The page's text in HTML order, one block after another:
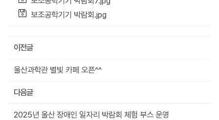
보조공학기기 박람회.jpg
이전글
울산과학관 별빛 카페 오픈^^
다음글
2025년 울산 장애인 일자리 박람회 체험 부스 운영